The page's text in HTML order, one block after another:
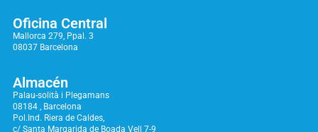
Oficina Central
Mallorca 279, Ppal. 3
08037 Barcelona
Almacén
Palau-solità i Plegamans
08184 , Barcelona
Pol.Ind. Riera de Caldes,
c/ Santa Margarida de Boada Vell 7-9